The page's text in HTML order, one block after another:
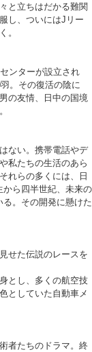
と立ちはだかる難関
し、ついにはJリー
。
ンターが設立され
。その復活の陰に
の友情、日中の国境
ない。携帯電話やデ
私たちの生活のあら
れらの多くには、日
ら四半世紀、未来の
。その開発に懸けた
せた伝説のレースを
とし、多くの航空技
としていた自動車メ
者たちのドラマ。終